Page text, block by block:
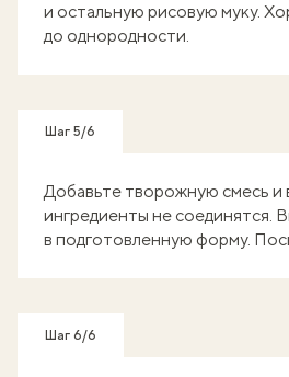
и остальную рисовую муку.
до однородности.
Шаг 5/6
Добавьте творожную смесь и
ингредиенты не соединятся.
в подготовленную форму.
Шаг 6/6